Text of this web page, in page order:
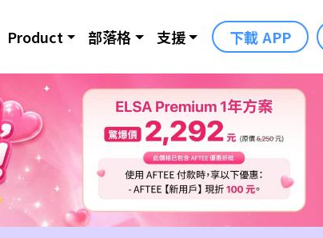
Product 部落格 支援 下載 APP